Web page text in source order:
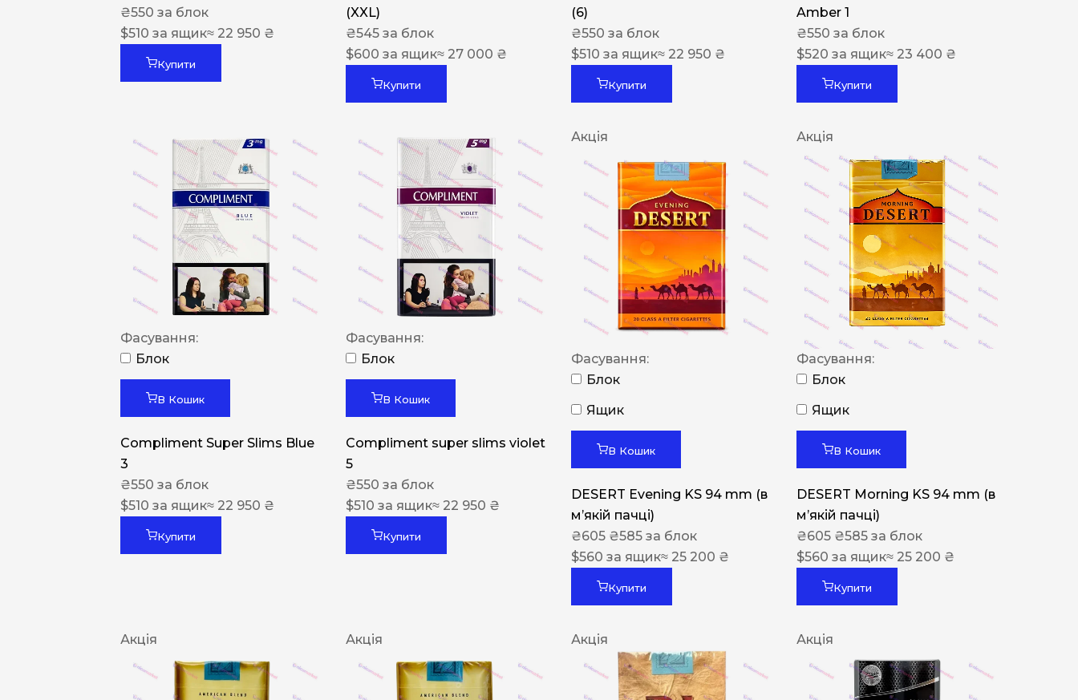
₴550 за блок
$510 за ящик≈ 22 950 ₴
Купити
(XXL)
₴545 за блок
$600 за ящик≈ 27 000 ₴
Купити
(6)
₴550 за блок
$510 за ящик≈ 22 950 ₴
Купити
Amber 1
₴550 за блок
$520 за ящик≈ 23 400 ₴
Купити
Фасування:
Блок
В Кошик
Compliment Super Slims Blue
3
₴550 за блок
$510 за ящик≈ 22 950 ₴
Купити
Фасування:
Блок
В Кошик
Compliment super slims violet
5
₴550 за блок
$510 за ящик≈ 22 950 ₴
Купити
Акція
Фасування:
Блок
Ящик
В Кошик
DESERT Evening KS 94 mm (в
мʼякій пачці)
₴605 ₴585 за блок
$560 за ящик≈ 25 200 ₴
Купити
Акція
Фасування:
Блок
Ящик
В Кошик
DESERT Morning KS 94 mm (в
мʼякій пачці)
₴605 ₴585 за блок
$560 за ящик≈ 25 200 ₴
Купити
Акція Акція Акція Акція